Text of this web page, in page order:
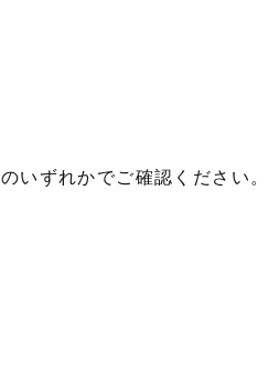
ずれかでご確認ください。